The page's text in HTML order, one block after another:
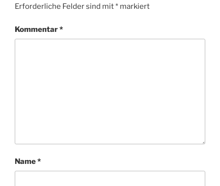
Erforderliche Felder sind mit* markiert
Kommentar*
Name*